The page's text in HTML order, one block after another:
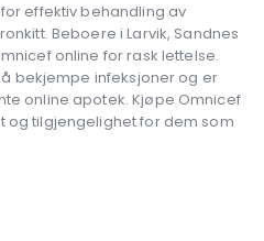
effektiv behandling av
Beboere i Larvik, Sandnes
online for rask lettelse.
bekjempe infeksjoner og er
online apotek. Kjøpe Omnicef
og tilgjengelighet for dem som